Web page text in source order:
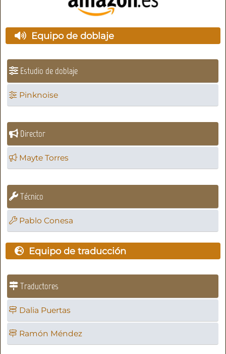
Equipo de doblaje
Estudio de doblaje
Pinknoise
Director
Mayte Torres
Técnico
Pablo Conesa
Equipo de traducción
Traductores
Dalia Puertas
Ramón Méndez